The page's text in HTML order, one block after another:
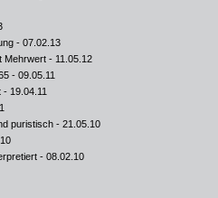
- 07.02.13
Mehrwert - 11.05.12
- 09.05.11
- 19.04.11
puristisch - 21.05.10
- 08.02.10